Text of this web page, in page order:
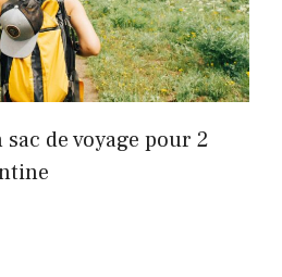
de voyage pour 2